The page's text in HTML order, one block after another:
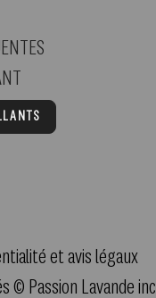
et avis légaux
© Passion Lavande inc